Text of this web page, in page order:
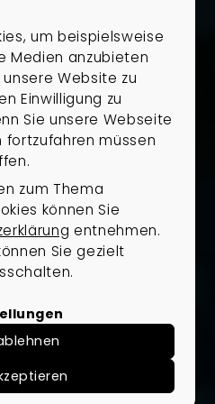
im
werden.
führte
umsichtig den
erarbeite ein
mit Fotos
war jederzeit für
nahm sich bei
unterstützen. Er
meiner vollsten
Hilfe beim
Immobilie?
den gesamten
Ihnen
auch eine neue
uns einfach an.
das genau zuhört und
und Insider-Kenntnisse
auf Transparenz,
Rendite
um beispielsweise
Medien anzubieten
Website zu
Einwilligung zu
Sie unsere Webseite
fortzufahren müssen
zum Thema
können Sie
entnehmen.
Sie gezielt